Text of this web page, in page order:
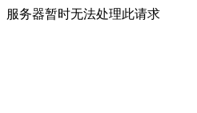
服务器暂时无法处理此请求